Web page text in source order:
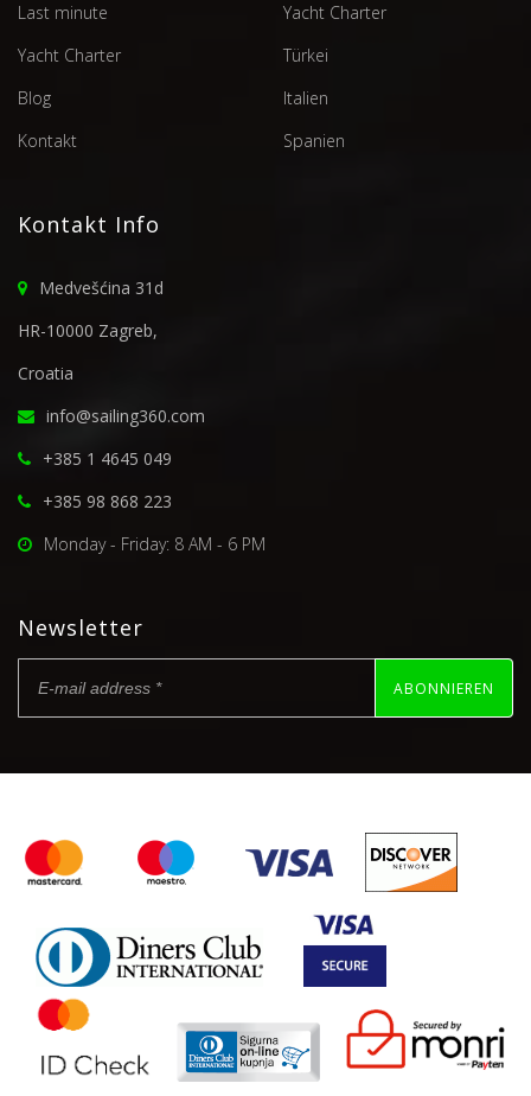
Last minute
Yacht Charter
Blog
Kontakt
Yacht Charter
Türkei
Italien
Spanien
Kontakt Info
Medvešćina 31d
HR-10000 Zagreb,
Croatia
info@sailing360.com
+385 1 4645 049
+385 98 868 223
Monday - Friday: 8 AM - 6 PM
Newsletter
ABONNIEREN